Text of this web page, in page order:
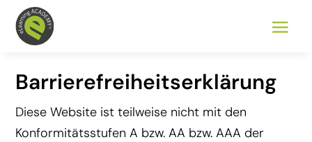
Barrierefreiheitserklärung
Diese Website ist teilweise nicht mit den
Konformitätsstufen A bzw. AA bzw. AAA der